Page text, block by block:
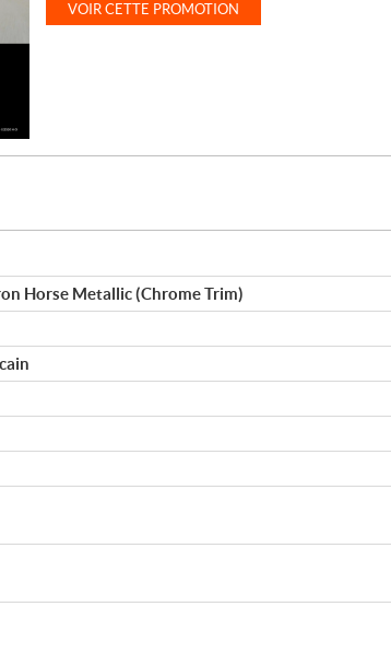
VOIR CETTE PROMOTION
Horse Metallic (Chrome Trim)